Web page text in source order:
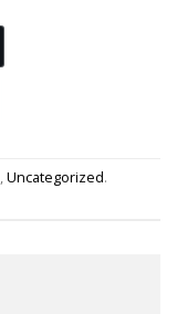
,Uncategorized.